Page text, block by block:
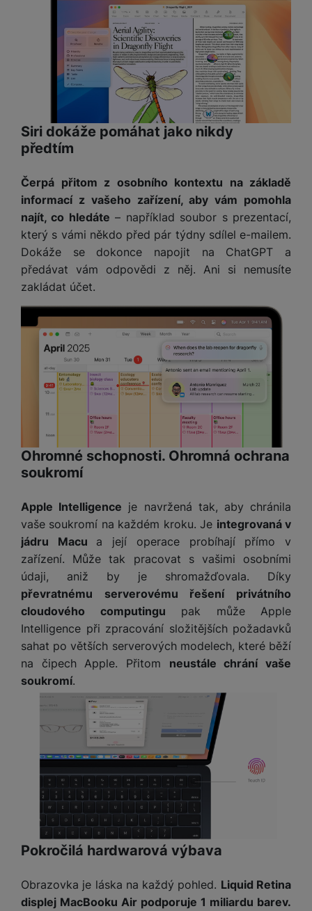
anonymně, takže nejsme schopni identifikovat konkrétní
uživatele našeho webu.
Marketingové cookies používáme my nebo naši partneři,
abychom vám mohli zobrazit vhodné obsahy nebo reklamy jak
na našich stránkách, tak na stránkách třetích stran.
Siri dokáže pomáhat jako nikdy
předtím
Čerpá přitom z osobního kontextu na základě
informací z vašeho zařízení, aby vám pomohla
najít, co hledáte – například soubor s prezentací,
který s vámi někdo před pár týdny sdílel e-mailem.
Dokáže se dokonce napojit na ChatGPT a
předávat vám odpovědi z něj. Ani si nemusíte
zakládat účet.
Ohromné schopnosti. Ohromná ochrana
soukromí
Apple Intelligence je navržená tak, aby chránila
vaše soukromí na každém kroku. Je integrovaná v
jádru Macu a její operace probíhají přímo v
zařízení. Může tak pracovat s vašimi osobními
údaji, aniž by je shromažďovala. Díky
převratnému serverovému řešení privátního
cloudového computingu pak může Apple
Intelligence při zpracování složitějších požadavků
sahat po větších serverových modelech, které běží
na čipech Apple. Přitom neustále chrání vaše
soukromí.
Pokročilá hardwarová výbava
Obrazovka je láska na každý pohled. Liquid Retina
displej MacBooku Air podporuje 1 miliardu barev.